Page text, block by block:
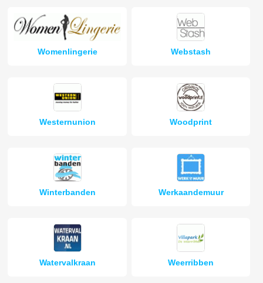
Womenlingerie Webstash
Westernunion Woodprint
Winterbanden Werkaandemuur
Watervalkraan Weerribben